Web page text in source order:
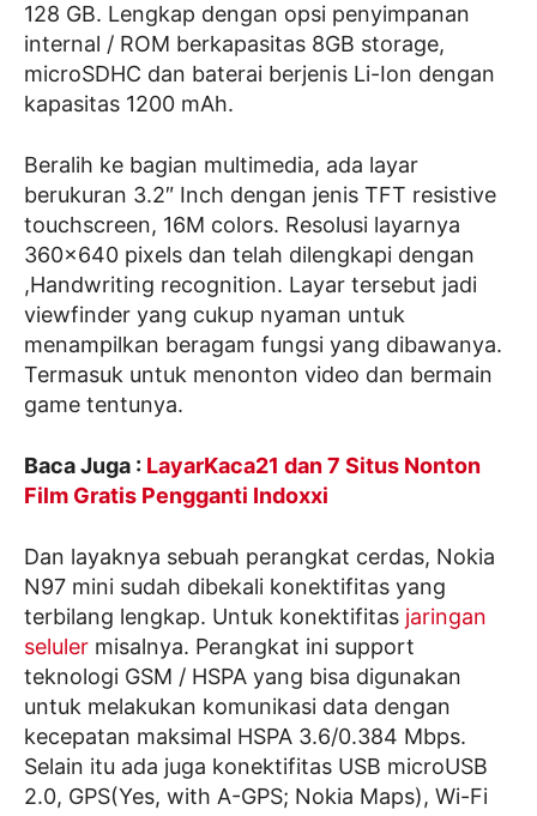
128 GB. Lengkap dengan opsi penyimpanan
internal / ROM berkapasitas 8GB storage,
microSDHC dan baterai berjenis Li-Ion dengan
kapasitas 1200 mAh.
Beralih ke bagian multimedia, ada layar
berukuran 3.2″ Inch dengan jenis TFT resistive
touchscreen, 16M colors. Resolusi layarnya
360×640 pixels dan telah dilengkapi dengan
,Handwriting recognition. Layar tersebut jadi
viewfinder yang cukup nyaman untuk
menampilkan beragam fungsi yang dibawanya.
Termasuk untuk menonton video dan bermain
game tentunya.
Baca Juga : LayarKaca21 dan 7 Situs Nonton
Film Gratis Pengganti Indoxxi
Dan layaknya sebuah perangkat cerdas, Nokia
N97 mini sudah dibekali konektifitas yang
terbilang lengkap. Untuk konektifitas jaringan
seluler misalnya. Perangkat ini support
teknologi GSM / HSPA yang bisa digunakan
untuk melakukan komunikasi data dengan
kecepatan maksimal HSPA 3.6/0.384 Mbps.
Selain itu ada juga konektifitas USB microUSB
2.0, GPS(Yes, with A-GPS; Nokia Maps), Wi-Fi